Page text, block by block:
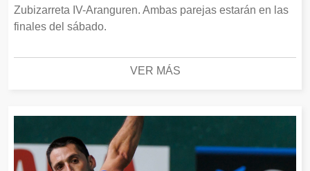
Zubizarreta IV-Aranguren. Ambas parejas estarán en las
finales del sábado.
VER MÁS